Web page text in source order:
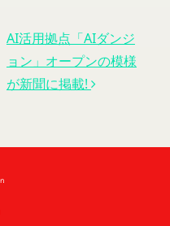
AI活用拠点「AIダンジ
ョン」オープンの模様
が新聞に掲載!